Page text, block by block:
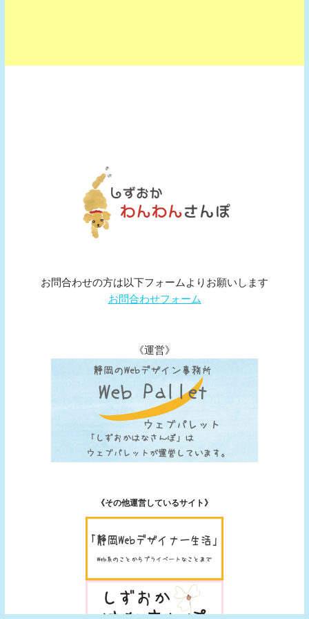
お問合わせの方は以下フォームよりお願いします
お問合わせフォーム
《運営》
《その他運営しているサイト》